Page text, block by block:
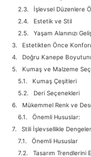
İşlevsel Düzenlere
Estetik ve Stil
Yaşam Alanınızı
Estetikten Önce
Doğru Kanepe
Kumaş ve Malzeme
Kumaş Çeşitleri
Deri Seçenekleri
Mükemmel Renk ve
Önemli Hususlar:
Stili İşlevsellikle
Önemli Hususlar
Tasarım Trendlerini